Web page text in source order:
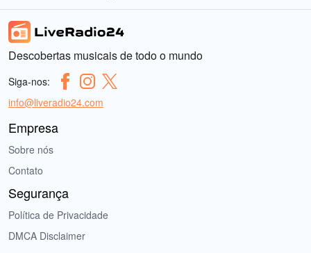
Descobertas musicais de todo o mundo
Siga-nos:
info@liveradio24.com
Empresa
Sobre nós
Contato
Segurança
Política de Privacidade
DMCA Disclaimer